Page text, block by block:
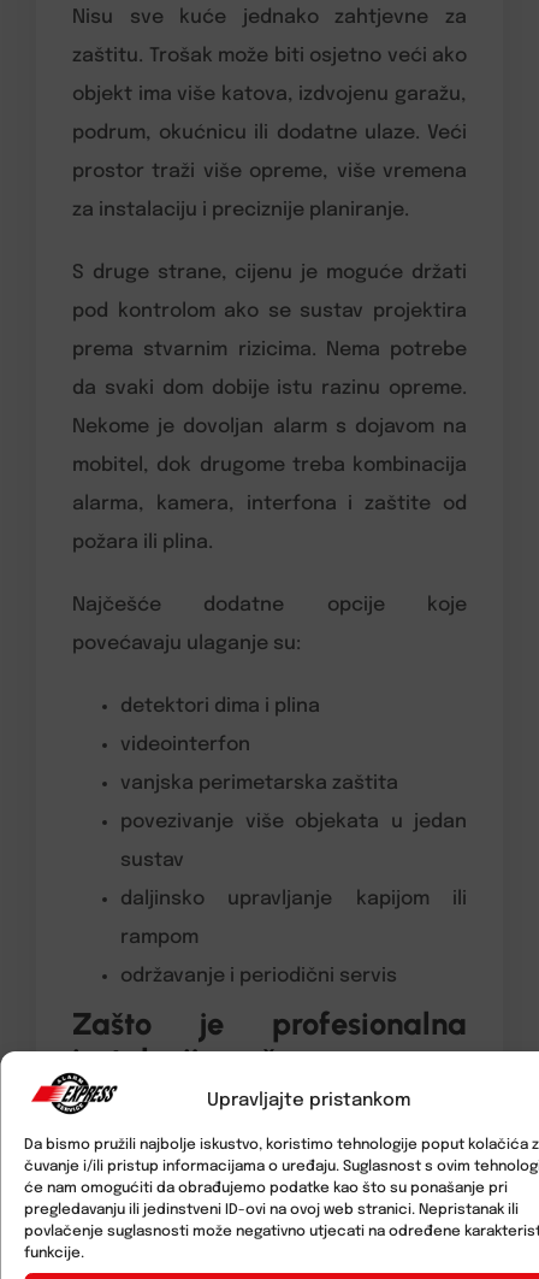
Upravljajte pristankom
Da bismo pružili najbolje iskustvo, koristimo tehnologije poput kolačića
čuvanje i/ili pristup informacijama o uređaju. Suglasnost s ovim
će nam omogućiti da obrađujemo podatke kao što su ponašanje pri
pregledavanju ili jedinstveni ID-ovi na ovoj web stranici. Nepristanak ili
povlačenje suglasnosti može negativno utjecati na određene
funkcije.
Nisu sve kuće jednako zahtjevne za
zaštitu. Trošak može biti osjetno veći ako
objekt ima više katova, izdvojenu garažu,
podrum, okućnicu ili dodatne ulaze. Veći
prostor traži više opreme, više vremena
za instalaciju i preciznije planiranje.
S druge strane, cijenu je moguće držati
pod kontrolom ako se sustav projektira
prema stvarnim rizicima. Nema potrebe
da svaki dom dobije istu razinu opreme.
Nekome je dovoljan alarm s dojavom na
mobitel, dok drugome treba kombinacija
alarma, kamera, interfona i zaštite od
požara ili plina.
Najčešće dodatne opcije koje
povećavaju ulaganje su:
detektori dima i plina
videointerfon
vanjska perimetarska zaštita
povezivanje više objekata u jedan
sustav
daljinsko upravljanje kapijom ili
rampom
održavanje i periodični servis
Zašto je profesionalna
instalacija važna
Kod sigurnosnog rješenja za kuću nije
presudna samo oprema.Instalacija
određuje hoće li sustav raditi pouzdano
kada je to najpotrebnije. Loše
postavljena kamera može imati mrtvi kut,